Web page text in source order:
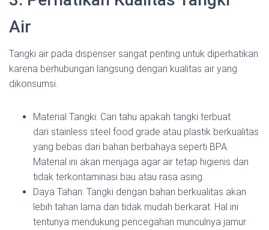
Air
Tangki air pada dispenser sangat penting untuk diperhatikan
karena berhubungan langsung dengan kualitas air yang
dikonsumsi.
Material Tangki: Cari tahu apakah tangki terbuat
dari stainless steel food grade atau plastik berkualitas
yang bebas dari bahan berbahaya seperti BPA.
Material ini akan menjaga agar air tetap higienis dan
tidak terkontaminasi bau atau rasa asing.
Daya Tahan: Tangki dengan bahan berkualitas akan
lebih tahan lama dan tidak mudah berkarat. Hal ini
tentunya mendukung pencegahan munculnya jamur